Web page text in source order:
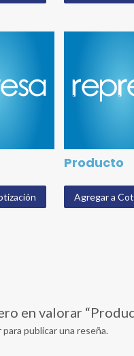
Producto
Agregar a
en valorar
para publicar una reseña.